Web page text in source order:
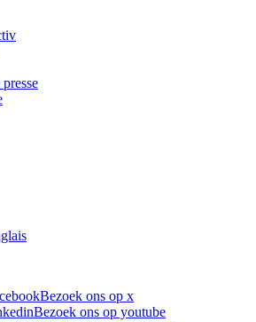
Bezoek ons op x
Bezoek ons op youtube